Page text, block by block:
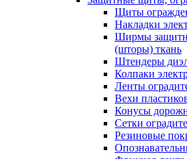
Щиты
Накладки
Ширмы
(шторы) ткань
Штендеры
Колпаки
Ленты
Вехи
Конусы
Сетки
Резиновые